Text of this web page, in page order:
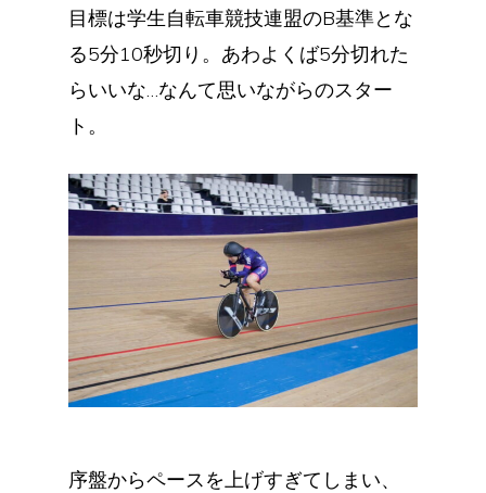
目標は学生自転車競技連盟のB基準とな
る5分10秒切り。あわよくば5分切れた
らいいな…なんて思いながらのスター
ト。
序盤からペースを上げすぎてしまい、